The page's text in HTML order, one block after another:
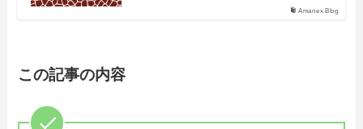
Amanex Blog
この記事の内容